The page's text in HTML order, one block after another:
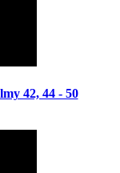
42, 44 - 50